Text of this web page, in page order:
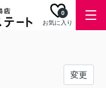
お気に入り
0
変更